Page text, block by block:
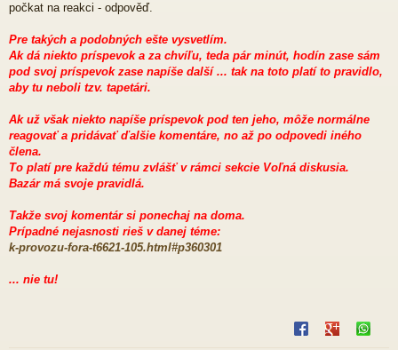
počkat na reakci - odpověď.
Pre takých a podobných ešte vysvetlím.
Ak dá niekto príspevok a za chvíľu, teda pár minút, hodín zase sám
pod svoj príspevok zase napíše další ... tak na toto platí to pravidlo,
aby tu neboli tzv. tapetári.
Ak už však niekto napíše príspevok pod ten jeho, môže normálne
reagovať a pridávať ďalšie komentáre, no až po odpovedi iného
člena.
To platí pre každú tému zvlášť v rámci sekcie Voľná diskusia.
Bazár má svoje pravidlá.
Takže svoj komentár si ponechaj na doma.
Prípadné nejasnosti rieš v danej téme:
k-provozu-fora-t6621-105.html#p360301
... nie tu!